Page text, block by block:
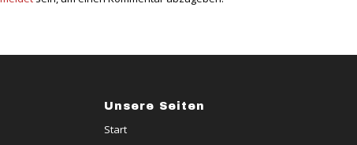
Unsere Seiten
Start